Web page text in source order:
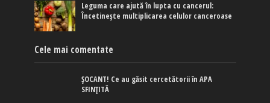
Leguma care ajută în lupta cu cancerul:
Încetinește multiplicarea celulor canceroase
Cele mai comentate
ȘOCANT! Ce au găsit cercetătorii în APA
SFINȚITĂ